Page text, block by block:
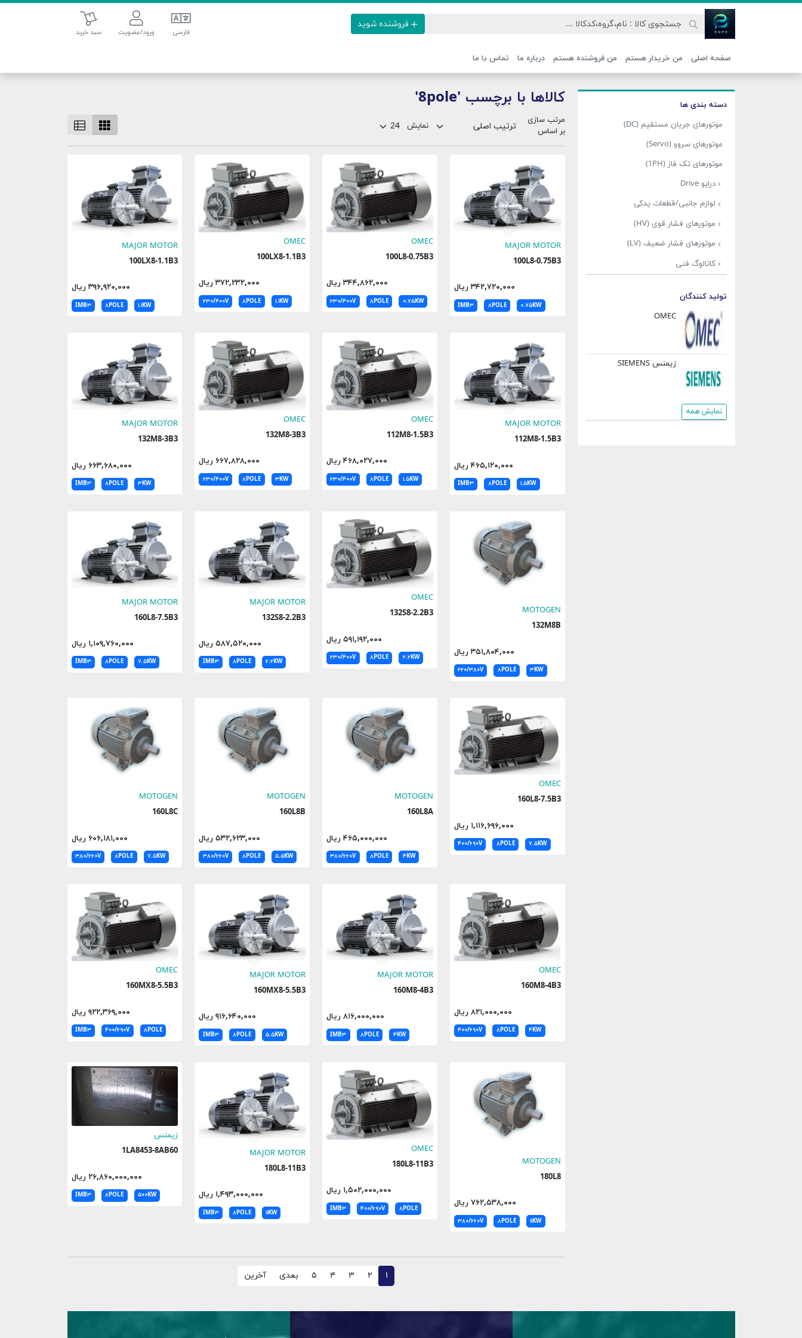
فروشنده شوید
فارسی ورود/عضویت
سبد خرید
سبد خرید
صفحه اصلی من خریدار هستم من فروشنده هستم درباره ما تماس با ما
دسته بندی ها
موتورهای جریان مستقیم (DC)
موتورهای سروو (Servo)
موتورهای تک فاز (1PH)
درایو Drive
لوازم جانبی/قطعات یدکی
موتورهای فشار قوی (HV)
موتورهای فشار ضعیف (LV)
کاتالوگ فنی
تولید کنندگان
OMEC
زیمنس SIEMENS
نمایش همه
کالاها با برچسب '8pole'
مرتب سازی
بر اساس
نمایش
MAJOR MOTOR
100L8-0.75B3
۳۴۲,۷۲۰,۰۰۰ ریال
۰.۷۵KW ۸POLE IMB۳
OMEC
100L8-0.75B3
۳۴۴,۸۶۲,۰۰۰ ریال
۰.۷۵KW ۸POLE ۲۳۰/۴۰۰V
OMEC
100LX8-1.1B3
۳۷۲,۲۳۲,۰۰۰ ریال
۱.۱KW ۸POLE ۲۳۰/۴۰۰V
MAJOR MOTOR
100LX8-1.1B3
۳۹۶,۹۲۰,۰۰۰ ریال
۱.۱KW ۸POLE IMB۳
MAJOR MOTOR
112M8-1.5B3
۴۶۵,۱۲۰,۰۰۰ ریال
۱.۵KW ۸POLE IMB۳
OMEC
112M8-1.5B3
۴۶۸,۰۲۷,۰۰۰ ریال
۱.۵KW ۸POLE ۲۳۰/۴۰۰V
OMEC
132M8-3B3
۶۶۷,۸۲۸,۰۰۰ ریال
۳KW ۸POLE ۲۳۰/۴۰۰V
MAJOR MOTOR
132M8-3B3
۶۶۳,۶۸۰,۰۰۰ ریال
۳KW ۸POLE IMB۳
MOTOGEN
132M8B
۳۵۱,۸۰۴,۰۰۰ ریال
۳KW ۸POLE ۲۲۰/۳۸۰V
OMEC
132S8-2.2B3
۵۹۱,۱۹۲,۰۰۰ ریال
۲.۲KW ۸POLE ۲۳۰/۴۰۰V
MAJOR MOTOR
132S8-2.2B3
۵۸۷,۵۲۰,۰۰۰ ریال
۲.۲KW ۸POLE IMB۳
MAJOR MOTOR
160L8-7.5B3
۱,۱۰۹,۷۶۰,۰۰۰ ریال
۷.۵KW ۸POLE IMB۳
OMEC
160L8-7.5B3
۱,۱۱۶,۶۹۶,۰۰۰ ریال
۷.۵KW ۸POLE ۴۰۰/۶۹۰V
MOTOGEN
160L8A
۴۶۵,۰۰۰,۰۰۰ ریال
۴KW ۸POLE ۳۸۰/۶۶۰V
MOTOGEN
160L8B
۵۳۲,۶۲۳,۰۰۰ ریال
۵.۵KW ۸POLE ۳۸۰/۶۶۰V
MOTOGEN
160L8C
۶۰۶,۱۸۱,۰۰۰ ریال
۷.۵KW ۸POLE ۳۸۰/۶۶۰V
OMEC
160M8-4B3
۸۲۱,۰۰۰,۰۰۰ ریال
۴KW ۸POLE ۴۰۰/۶۹۰V
MAJOR MOTOR
160M8-4B3
۸۱۶,۰۰۰,۰۰۰ ریال
۴KW ۸POLE IMB۳
MAJOR MOTOR
160MX8-5.5B3
۹۱۶,۶۴۰,۰۰۰ ریال
۵.۵KW ۸POLE IMB۳
OMEC
160MX8-5.5B3
۹۲۲,۳۶۹,۰۰۰ ریال
۸POLE ۴۰۰/۶۹۰V IMB۳
MOTOGEN
180L8
۷۶۲,۵۳۸,۰۰۰ ریال
۱۱KW ۸POLE ۳۸۰/۶۶۰V
OMEC
180L8-11B3
۱,۵۰۲,۰۰۰,۰۰۰ ریال
۸POLE ۴۰۰/۶۹۰V IMB۳
MAJOR MOTOR
180L8-11B3
۱,۴۹۳,۰۰۰,۰۰۰ ریال
۱۱KW ۸POLE IMB۳
زیمنس
1LA8453-8AB60
۲۶,۸۶۰,۰۰۰,۰۰۰ ریال
۵۰۰KW ۸POLE IMB۳
۱ ۲ ۳ ۴ ۵ بعدی آخرین